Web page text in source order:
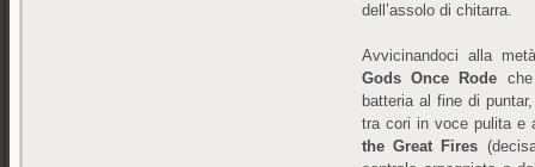
dell’assolo di chitarra.
Avvicinandoci alla
Gods Once Rode
batteria al fine di
tra cori in voce pulita e
the Great Fires